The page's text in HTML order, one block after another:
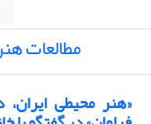
مطالعات
«هنر محیطی